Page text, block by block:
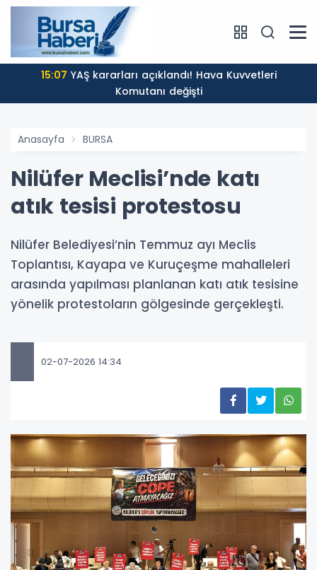
15:07
Komutanı değişti
Anasayfa BURSA
Nilüfer Meclisi’nde katı
atık tesisi protestosu
Nilüfer Belediyesi’nin Temmuz ayı Meclis
Toplantısı, Kayapa ve Kuruçeşme mahalleleri
arasında yapılması planlanan katı atık tesisine
yönelik protestoların gölgesinde gerçekleşti.
02-07-2026 14:34